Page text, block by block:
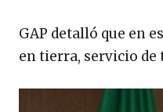
GAP detalló que en
en tierra, servicio de